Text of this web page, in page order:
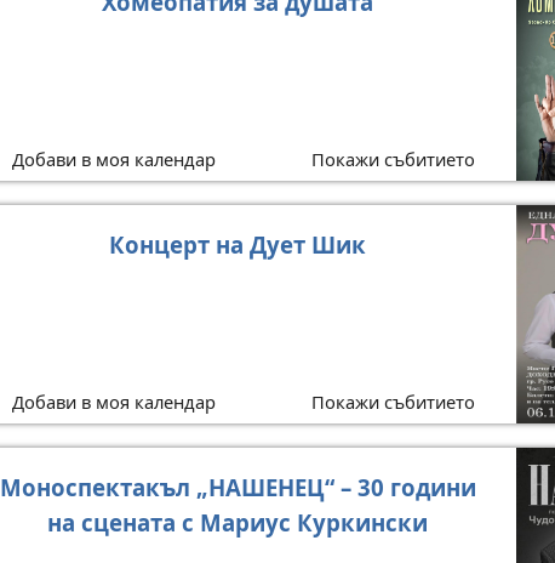
Добави в моя календар Покажи събитието
Концерт на Дует Шик
Добави в моя календар Покажи събитието
Моноспектакъл „НАШЕНЕЦ“ – 30 години
на сцената с Мариус Куркински